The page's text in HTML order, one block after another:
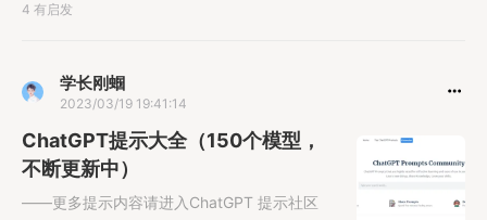
4 有启发
学长刚蝈
2023/03/19 19:41:14
ChatGPT提示大全（150个模型，
不断更新中）
——更多提示内容请进入ChatGPT 提示社区